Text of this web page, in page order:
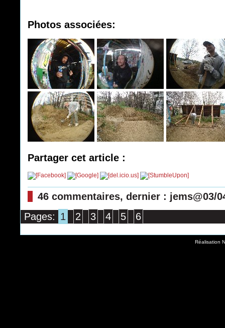
Photos associées:
Partager cet article :
46 commentaires, dernier : jems@03/
Pages: 1 2 3 4 5 6
Réalisation